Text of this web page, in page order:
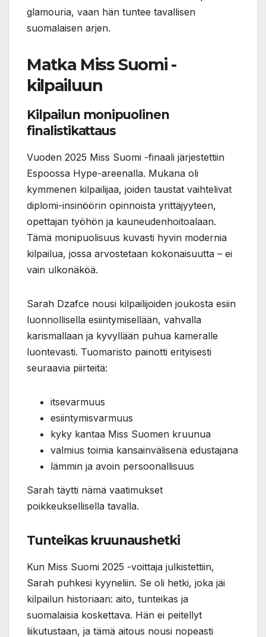
glamouria, vaan hän tuntee tavallisen
suomalaisen arjen.
Matka Miss Suomi -
kilpailuun
Kilpailun monipuolinen
finalistikattaus
Vuoden 2025 Miss Suomi -finaali järjestettiin
Espoossa Hype-areenalla. Mukana oli
kymmenen kilpailijaa, joiden taustat vaihtelivat
diplomi-insinöörin opinnoista yrittäjyyteen,
opettajan työhön ja kauneudenhoitoalaan.
Tämä monipuolisuus kuvasti hyvin modernia
kilpailua, jossa arvostetaan kokonaisuutta – ei
vain ulkonäköä.
Sarah Dzafce nousi kilpailijoiden joukosta esiin
luonnollisella esiintymisellään, vahvalla
karismallaan ja kyvyllään puhua kameralle
luontevasti. Tuomaristo painotti erityisesti
seuraavia piirteitä:
itsevarmuus
esiintymisvarmuus
kyky kantaa Miss Suomen kruunua
valmius toimia kansainvälisenä edustajana
lämmin ja avoin persoonallisuus
Sarah täytti nämä vaatimukset
poikkeuksellisella tavalla.
Tunteikas kruunaushetki
Kun Miss Suomi 2025 -voittaja julkistettiin,
Sarah puhkesi kyyneliin. Se oli hetki, joka jäi
kilpailun historiaan: aito, tunteikas ja
suomalaisia koskettava. Hän ei peitellyt
liikutustaan, ja tämä aitous nousi nopeasti